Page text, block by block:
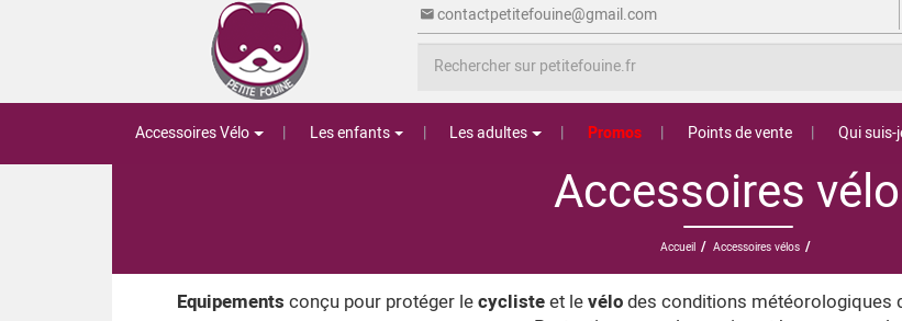
contactpetitefouine@gmail.com
Accessoires Vélo Les enfants Les adultes Promos Points de vente Qui suis-
Accessoires
Accueil / Accessoires vélos /
Equipements conçu pour protéger lecyclisteet levélodes conditions météorologiques